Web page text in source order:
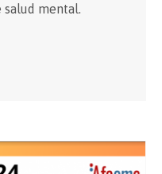
salud mental.